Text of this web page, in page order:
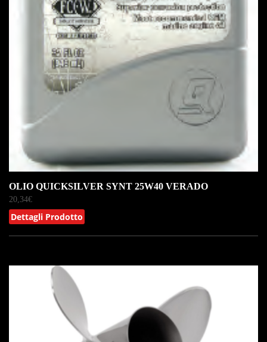
OLIO QUICKSILVER SYNT 25W40 VERADO
20,34€
Dettagli Prodotto